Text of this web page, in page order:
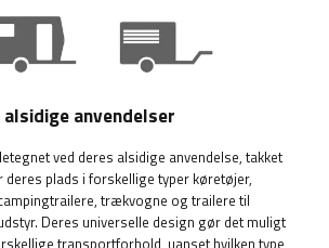
anvendelser
ved deres alsidige anvendelse, takket
plads i forskellige typer køretøjer,
trækvogne og trailere til
Deres universelle design gør det muligt